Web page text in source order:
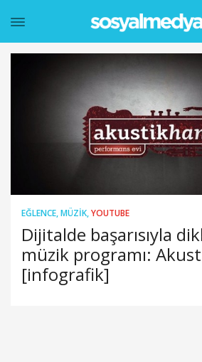
EĞLENCE,MÜZIK,YOUTUBE
Dijitalde başarısıyla
müzik programı:
[infografik]